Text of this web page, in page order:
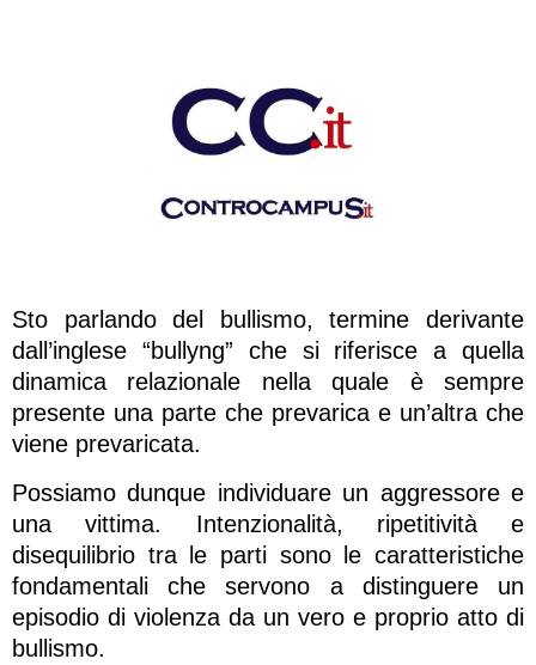
Sto parlando del bullismo, termine derivante
dall’inglese “bullyng” che si riferisce a quella
dinamica relazionale nella quale è sempre
presente una parte che prevarica e un’altra che
viene prevaricata.
Possiamo dunque individuare un aggressore e
una vittima. Intenzionalità, ripetitività e
disequilibrio tra le parti sono le caratteristiche
fondamentali che servono a distinguere un
episodio di violenza da un vero e proprio atto di
bullismo.